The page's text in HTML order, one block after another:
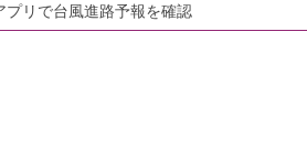
プリで台風進路予報を確認